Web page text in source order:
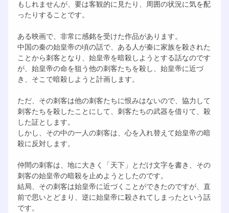
もしれませんが、要は客観的に見たり、周囲の状況に気を配
ったりすることです。
ある映画で、非常に感銘を受けた作品があります。
中国の秦の始皇帝の頃の話で、ある人が秦に家族を殺された
ことから刺客となり、始皇帝を暗殺しようとする話なのです
が、始皇帝の命を狙う他の刺客たちを殺し、始皇帝に近づ
き、そこで暗殺しようと計画します。
ただ、その刺客は他の刺客たちに恨みはないので、協力して
刺客たちを殺したことにして、刺客たちの武器を借りて、殺
した証とします。
しかし、その中の一人の刺客は、心を入れ替えて始皇帝の暗
殺に反対します。
仲間の刺客は、地に大きく「天下」とだけ文字を書き、その
刺客の始皇帝の暗殺を止めようとしたのです。
結局、その刺客は始皇帝に近づくことができたのですが、直
前で思いとどまり、逆に始皇帝に殺されてしまったという話
です。